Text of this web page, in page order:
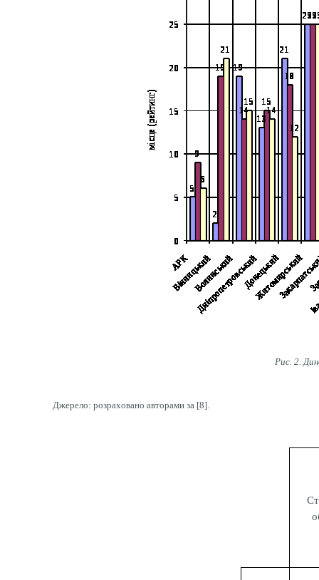
Рис. 2.
Джерело: розраховано авторами за [8].